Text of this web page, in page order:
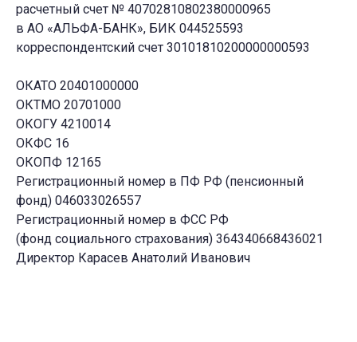
расчетный счет № 40702810802380000965
в АО «АЛЬФА-БАНК», БИК 044525593
корреспондентский счет 30101810200000000593
ОКАТО 20401000000
ОКТМО 20701000
ОКОГУ 4210014
ОКФС 16
ОКОПФ 12165
Регистрационный номер в ПФ РФ (пенсионный
фонд) 046033026557
Регистрационный номер в ФСС РФ
(фонд социального страхования) 364340668436021
Директор Карасев Анатолий Иванович